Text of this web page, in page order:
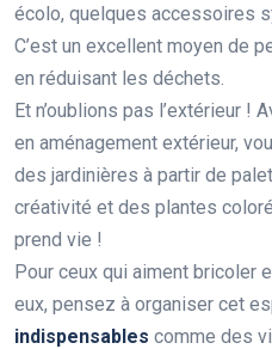
écolo, quelques accessoires
C’est un excellent moyen de
en réduisant les déchets.
Et n’oublions pas l’extérieur !
en aménagement extérieur,
des jardinières à partir de
créativité et des plantes
prend vie !
Pour ceux qui aiment bricoler
eux, pensez à organiser cet
indispensables comme des